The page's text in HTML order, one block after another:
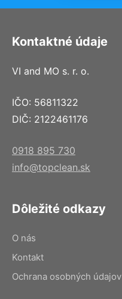
Kontaktné údaje
VI and MO s. r. o.
IČO: 56811322
DIČ: 2122461176
0918 895 730
info@topclean.sk
Dôležité odkazy
O nás
Kontakt
Ochrana osobných údajov